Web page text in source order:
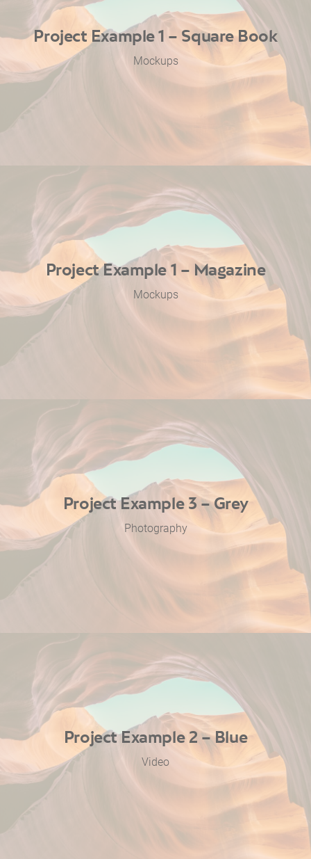
Project Example 1 – Square Book
Mockups
Project Example 1 – Magazine
Mockups
Project Example 3 – Grey
Photography
Project Example 2 – Blue
Video